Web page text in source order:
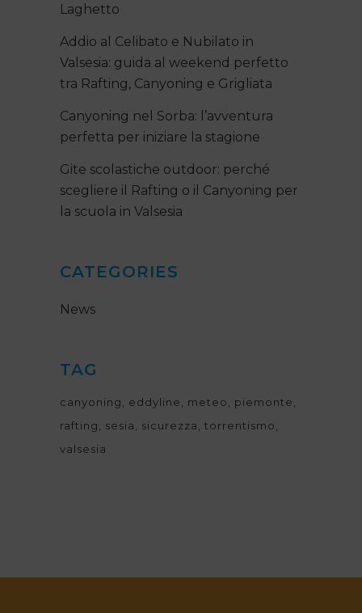
Laghetto
Addio al Celibato e Nubilato in
Valsesia: guida al weekend perfetto
tra Rafting, Canyoning e Grigliata
Canyoning nel Sorba: l’avventura
perfetta per iniziare la stagione
Gite scolastiche outdoor: perché
scegliere il Rafting o il Canyoning per
la scuola in Valsesia
CATEGORIES
News
TAG
canyoning eddyline meteo
piemonte
rafting
sesia sicurezza
torrentismo
valsesia